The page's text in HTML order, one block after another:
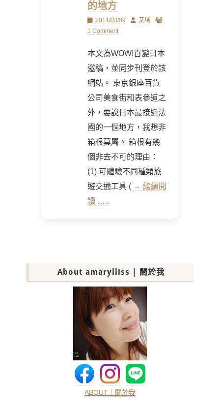
的地方
Posted
on
2011/03/09 Author
艾瑪
1 Comment
本文為WOW!百變日本
邀稿，並同步刊登於該
網站。 東京銀座百貨
公司美食街和表參道之
外，要說日本最接近法
國的一個地方，我想非
箱根莫屬。 箱根有幾
個非去不可的理由：
(1) 可體驗不同種類旅
遊交通工具 ( → 繼續閱
讀 …..
About amarylliss | 關於我
ABOUT｜關於我